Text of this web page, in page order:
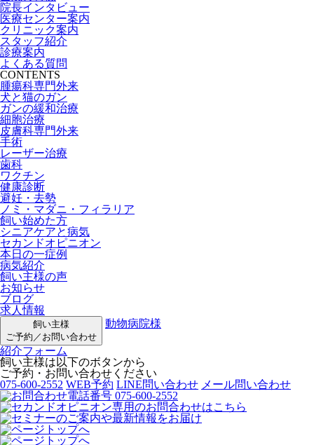
院長インタビュー
医療センター案内
クリニック案内
スタッフ紹介
診療案内
よくある質問
CONTENTS
腫瘍科専門外来
犬と猫のガン
ガンの緩和治療
細胞治療
皮膚科専門外来
手術
レーザー治療
歯科
ワクチン
健康診断
避妊・去勢
ノミ・マダニ・フィラリア
飼い始めた方
シニアケアと病気
セカンドオピニオン
本日の一症例
病気紹介
飼い主様の声
お知らせ
ブログ
求人情報
飼い主様
ご予約／お問い合わせ
動物病院様
紹介フォーム
飼い主様は以下のボタンから
ご予約・お問い合わせください
075-600-2552 WEB予約 LINE問い合わせ メール問い合わせ